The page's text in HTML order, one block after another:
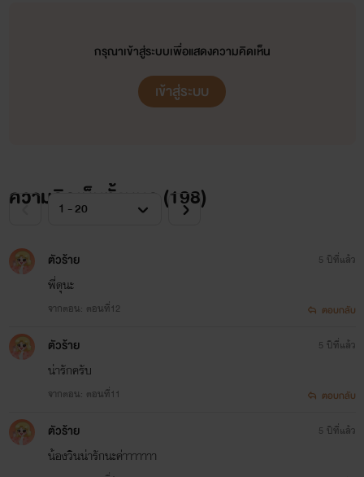
กรุณาเข้าสู่ระบบเพื่อแสดงความคิดเห็น
เข้าสู่ระบบ
ความคิดเห็นทั้งหมด (198)
ตัวร้าย
พี่ดุนะ
จากตอน: ตอนที่12
5 ปีที่แล้ว
ตอบกลับ
ตัวร้าย
น่ารักครับ
จากตอน: ตอนที่11
5 ปีที่แล้ว
ตอบกลับ
ตัวร้าย
น้องวินน่ารักนะค่าาาาาาา
5 ปีที่แล้ว